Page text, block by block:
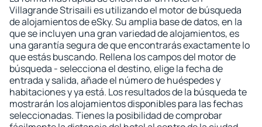
Villagrande Strisaili es utilizando el motor de búsqueda
de alojamientos de eSky. Su amplia base de datos, en la
que se incluyen una gran variedad de alojamientos, es
una garantía segura de que encontrarás exactamente lo
que estás buscando. Rellena los campos del motor de
búsqueda - selecciona el destino, elige la fecha de
entrada y salida, añade el número de huéspedes y
habitaciones y ya está. Los resultados de la búsqueda te
mostrarán los alojamientos disponibles para las fechas
seleccionadas. Tienes la posibilidad de comprobar